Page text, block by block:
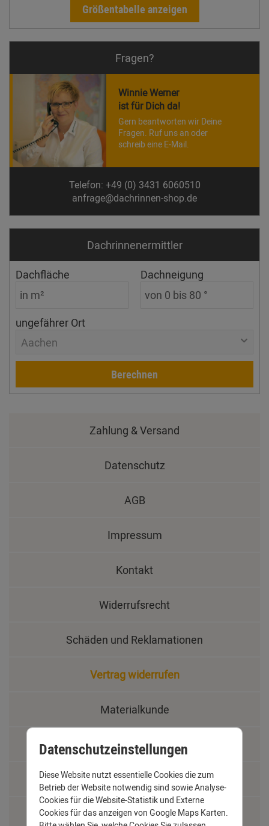
Größentabelle anzeigen
Fragen?
Winnie Werner
ist für Dich da!
Gern beantworten wir Deine
Fragen. Ruf uns an oder
schreib eine E-Mail.
Telefon: +49 (0) 3431 6060510
anfrage@dachrinnen-shop.de
Dachrinnen­ermittler
Dachfläche Dachneigung
ungefährer Ort
Aachen
Berechnen
Zahlung & Versand
Datenschutz
AGB
Impressum
Kontakt
Widerrufsrecht
Schäden und Reklamationen
Vertrag widerrufen
Materialkunde
Fachbegriffe
Jobs
Montage und Installationshilfen
Datenschutzeinstellungen
Diese Website nutzt essentielle Cookies die zum
Betrieb der Website notwendig sind sowie Analyse-
Cookies für die Website-Statistik und Externe
Cookies für das anzeigen von Google Maps Karten.